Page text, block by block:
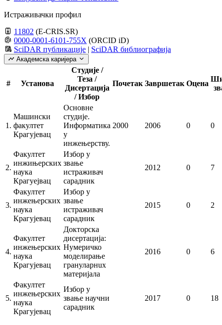
Истраживачки профил
11802 (E-CRIS.SR)
0000-0001-6101-755X (ORCID iD)
SciDAR публикације | SciDAR библиографија
Академска каријера
# Установа
Студије /
Теза /
Дисертација
/ Избор
Почетак Завршетак Оцена
1.
Машински
факултет
Крагујевац
Основне
студије.
Информатика
у
инжењерству.
2000 2006 0 0
2.
Факултет
инжињерских
наука
Крагуејвац
Избор у
звање
истраживач
сарадник
2012 0 7
3.
Факултет
инжењерских
наука
Крагујевац
Избор у
звање
истраживач
сарадник
2015 0 2
4.
Факултет
инжењерских
наука
Крагујевац
Докторска
дисертација:
Нумеричко
моделирање
грануларнuх
материјала
2016 0 6
5.
Факултет
инжењерских
наука
Крагујевац
Избор у
звање научни
сарадник
2017 0 18